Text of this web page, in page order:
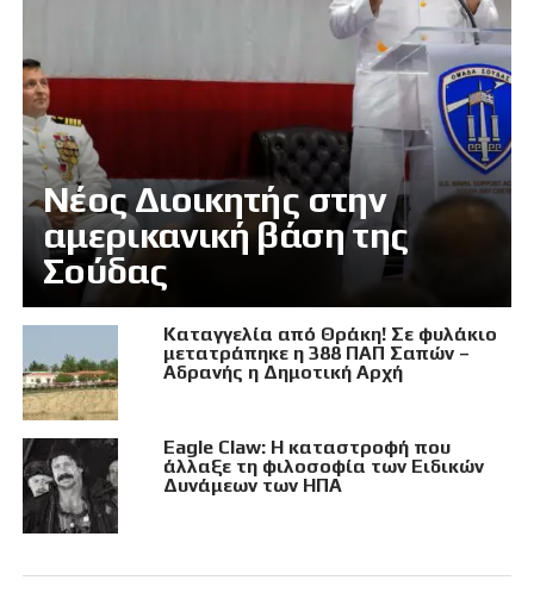
Νέος Διοικητής στην
αμερικανική βάση της
Σούδας
Καταγγελία από Θράκη! Σε φυλάκιο
μετατράπηκε η 388 ΠΑΠ Σαπών –
Αδρανής η Δημοτική Αρχή
Eagle Claw: Η καταστροφή που
άλλαξε τη φιλοσοφία των Ειδικών
Δυνάμεων των ΗΠΑ